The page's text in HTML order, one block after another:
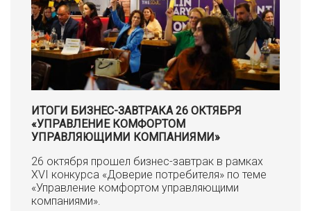
ИТОГИ БИЗНЕС-ЗАВТРАКА 26 ОКТЯБРЯ
«УПРАВЛЕНИЕ КОМФОРТОМ
УПРАВЛЯЮЩИМИ КОМПАНИЯМИ»
26 октября прошел бизнес-завтрак в рамках
XVI конкурса «Доверие потребителя» по теме
«Управление комфортом управляющими
компаниями».